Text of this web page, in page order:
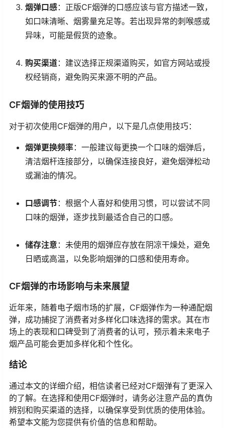
烟弹口感：正版CF烟弹的口感应该与官方描述一致，
如口味清晰、烟雾量充足等。若出现异常的刺喉感或
异味，可能是假货的迹象。
购买渠道：建议选择正规渠道购买，如官方网站或授
权经销商，避免购买来源不明的产品。
CF烟弹的使用技巧
对于初次使用CF烟弹的用户，以下是几点使用技巧：
烟弹更换频率：一般建议每更换一个口味的烟弹后，
清洁烟杆连接部分，以确保连接良好，避免烟弹松动
或漏油的情况。
口感调节：根据个人喜好和使用习惯，可以尝试不同
口味的烟弹，逐步找到最适合自己的口感。
储存注意 ：未使用的烟弹应存放在阴凉干燥处，避免
日晒或高温，以免影响烟弹的口感和使用寿命。
CF烟弹的市场影响与未来展望
近年来，随着电子烟市场的扩展，CF烟弹作为一种通配烟
弹，成功捕捉了消费者对多样化口味选择的需求。其在市
场上的表现和口碑受到了消费者的认可，预示着未来电子
烟产品可能会更加多样化和个性化。
结论
通过本文的详细介绍，相信读者已经对CF烟弹有了更深入
的了解。在选择和使用CF烟弹时，请务必注意产品的真伪
辨别和购买渠道的选择，以确保享受到优质的使用体验。
希望本文能为您提供有价值的信息和帮助。